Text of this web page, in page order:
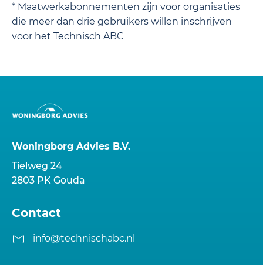
* Maatwerkabonnementen zijn voor organisaties
die meer dan drie gebruikers willen inschrijven
voor het Technisch ABC
Woningborg Advies B.V.
Tielweg 24
2803 PK Gouda
Contact
info@technischabc.nl